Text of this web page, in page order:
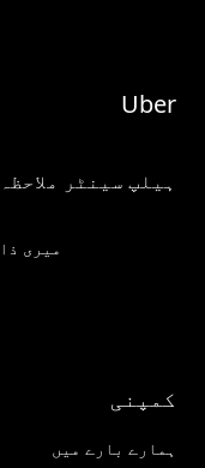
Uber
ہیلپ سینٹر
میری
کمپنی
ہمارے بارے میں